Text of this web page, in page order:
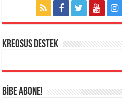
KREOSUS DESTEK
BİBE ABONE!